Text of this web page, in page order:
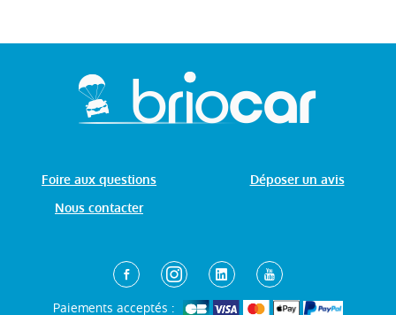
Foire aux questions
Nous contacter
Déposer un avis
Paiements acceptés :